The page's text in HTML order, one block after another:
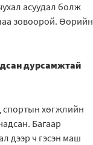
асуудал болж
зовоорой. Өөрийн
дурсамжтай
спортын хөгжлийн
Багаар
дээр ч гэсэн маш